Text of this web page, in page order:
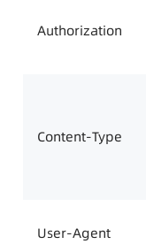
Authorization
Content-Type
User-Agent